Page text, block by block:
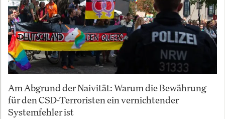
Am Abgrund der Naivität: Warum die Bewährung
für den CSD-Terroristen ein vernichtender
Systemfehler ist